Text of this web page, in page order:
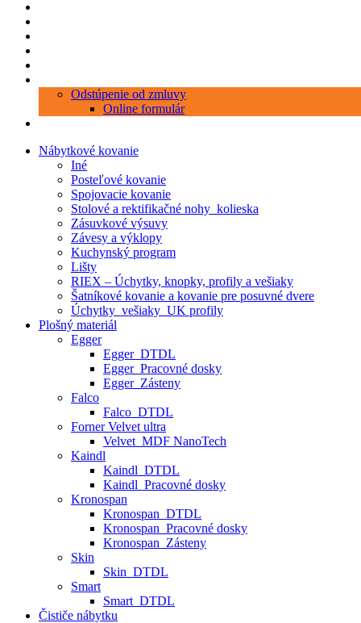
Odstúpenie od zmluvy
Online formulár
Nábytkové kovanie
Iné
Posteľové kovanie
Spojovacie kovanie
Stolové a rektifikačné nohy_kolieska
Zásuvkové výsuvy
Závesy a výklopy
Kuchynský program
Lišty
RIEX – Úchytky, knopky, profily a vešiaky
Šatníkové kovanie a kovanie pre posuvné dvere
Úchytky_vešiaky_UK profily
Plošný materiál
Egger
Egger_DTDL
Egger_Pracovné dosky
Egger_Zásteny
Falco
Falco_DTDL
Forner Velvet ultra
Velvet_MDF NanoTech
Kaindl
Kaindl_DTDL
Kaindl_Pracovné dosky
Kronospan
Kronospan_DTDL
Kronospan_Pracovné dosky
Kronospan_Zásteny
Skin
Skin_DTDL
Smart
Smart_DTDL
Čističe nábytku